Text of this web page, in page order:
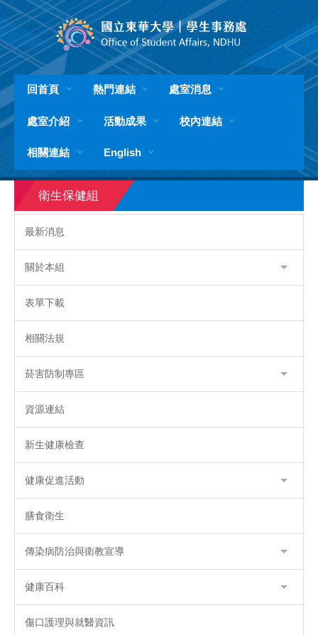
跳
到
主
要
內
容
區
回首頁 熱門連結 處室消息
處室介紹 活動成果 校內連結
相關連結 English
衛生保健組
最新消息
關於本組
表單下載
相關法規
菸害防制專區
資源連結
新生健康檢查
健康促進活動
膳食衛生
傳染病防治與衛教宣導
健康百科
傷口護理與就醫資訊